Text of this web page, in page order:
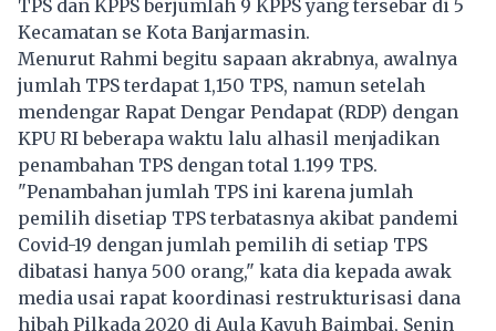
TPS dan KPPS berjumlah 9 KPPS yang tersebar di 5
Kecamatan se Kota Banjarmasin.
Menurut Rahmi begitu sapaan akrabnya, awalnya
jumlah TPS terdapat 1,150 TPS, namun setelah
mendengar Rapat Dengar Pendapat (RDP) dengan
KPU RI beberapa waktu lalu alhasil menjadikan
penambahan TPS dengan total 1.199 TPS.
"Penambahan jumlah TPS ini karena jumlah
pemilih disetiap TPS terbatasnya akibat pandemi
Covid-19 dengan jumlah pemilih di setiap TPS
dibatasi hanya 500 orang," kata dia kepada awak
media usai rapat koordinasi restrukturisasi dana
hibah Pilkada 2020 di Aula Kayuh Baimbai, Senin